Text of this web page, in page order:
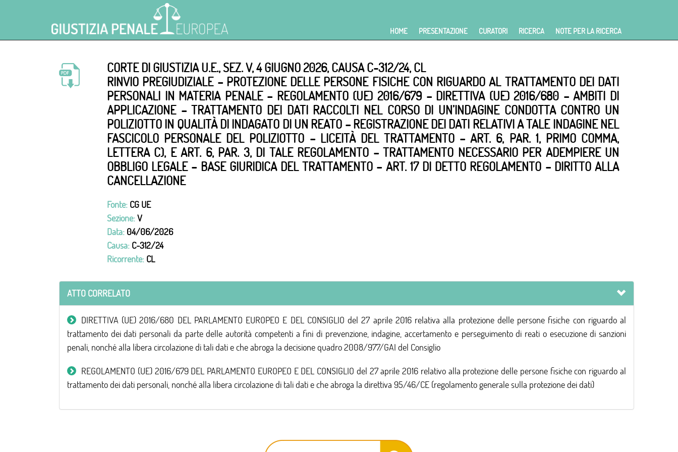
HOME PRESENTAZIONE CURATORI RICERCA NOTE PER LA RICERCA
CORTE DI GIUSTIZIA U.E., SEZ. V, 4 GIUGNO 2026, CAUSA C-312/24, CL
RINVIO PREGIUDIZIALE – PROTEZIONE DELLE PERSONE FISICHE CON RIGUARDO AL TRATTAMENTO DEI DATI
PERSONALI IN MATERIA PENALE – REGOLAMENTO (UE) 2016/679 – DIRETTIVA (UE) 2016/680 – AMBITI DI
APPLICAZIONE – TRATTAMENTO DEI DATI RACCOLTI NEL CORSO DI UN’INDAGINE CONDOTTA CONTRO UN
POLIZIOTTO IN QUALITÀ DI INDAGATO DI UN REATO – REGISTRAZIONE DEI DATI RELATIVI A TALE INDAGINE NEL
FASCICOLO PERSONALE DEL POLIZIOTTO – LICEITÀ DEL TRATTAMENTO – ART. 6, PAR. 1, PRIMO COMMA,
LETTERA C), E ART. 6, PAR. 3, DI TALE REGOLAMENTO – TRATTAMENTO NECESSARIO PER ADEMPIERE UN
OBBLIGO LEGALE – BASE GIURIDICA DEL TRATTAMENTO – ART. 17 DI DETTO REGOLAMENTO – DIRITTO ALLA
CANCELLAZIONE
Fonte: CG UE
Sezione:V
Data: 04/06/2026
Causa: C-312/24
Ricorrente: CL
ATTO CORRELATO
DIRETTIVA (UE) 2016/680 DEL PARLAMENTO EUROPEO E DEL CONSIGLIO del 27 aprile 2016 relativa alla protezione delle persone fisiche con riguardo al
trattamento dei dati personali da parte delle autorità competenti a fini di prevenzione, indagine, accertamento e perseguimento di reati o esecuzione di sanzioni
penali, nonché alla libera circolazione di tali dati e che abroga la decisione quadro 2008/977/GAI del Consiglio
REGOLAMENTO (UE) 2016/679 DEL PARLAMENTO EUROPEO E DEL CONSIGLIO del 27 aprile 2016 relativo alla protezione delle persone fisiche con riguardo al
trattamento dei dati personali, nonché alla libera circolazione di tali dati e che abroga la direttiva 95/46/CE (regolamento generale sulla protezione dei dati)